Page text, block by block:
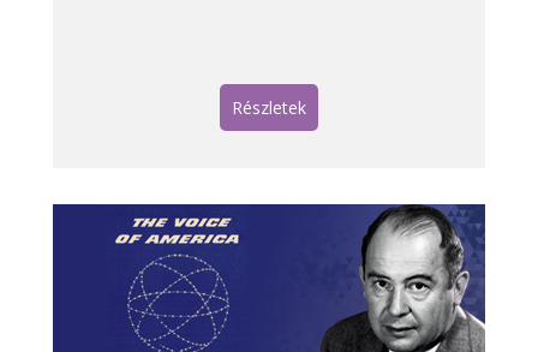
Részletek